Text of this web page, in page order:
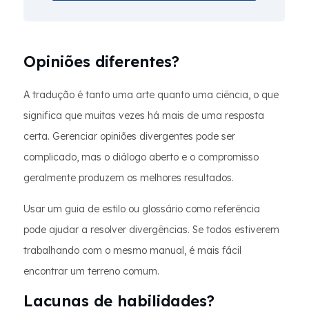
Opiniões diferentes?
A tradução é tanto uma arte quanto uma ciência, o que
significa que muitas vezes há mais de uma resposta
certa. Gerenciar opiniões divergentes pode ser
complicado, mas o diálogo aberto e o compromisso
geralmente produzem os melhores resultados.
Usar um guia de estilo ou glossário como referência
pode ajudar a resolver divergências. Se todos estiverem
trabalhando com o mesmo manual, é mais fácil
encontrar um terreno comum.
Lacunas de habilidades?